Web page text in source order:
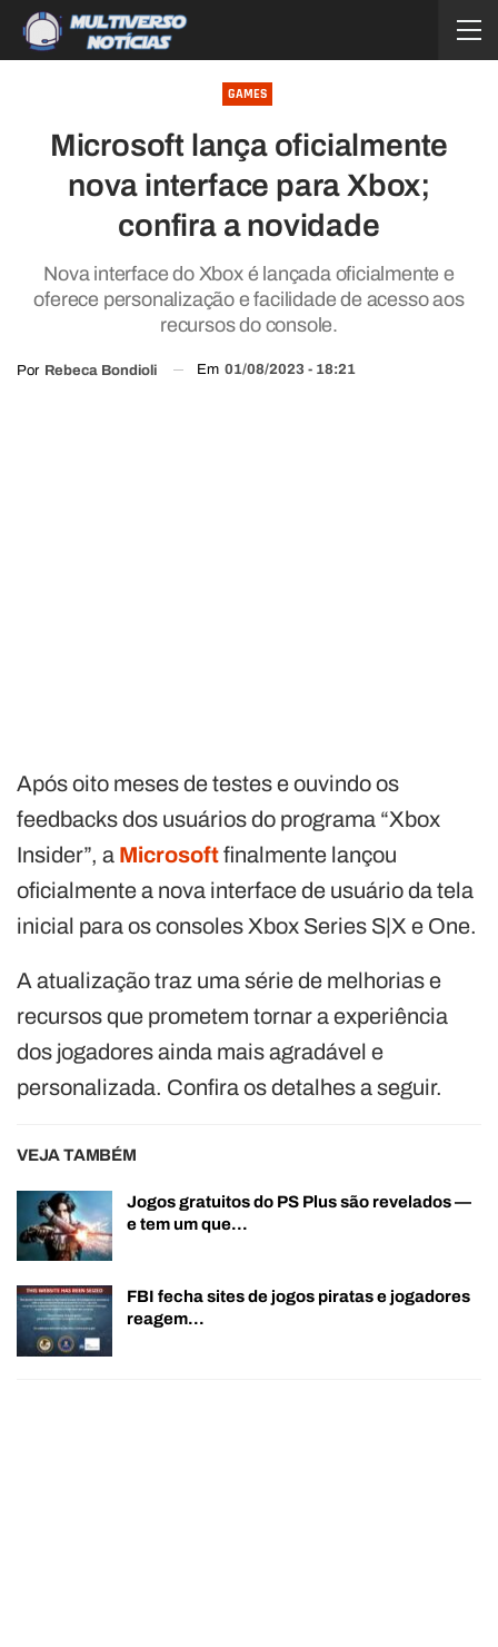
GAMES
Microsoft lança oficialmente
nova interface para Xbox;
confira a novidade
Nova interface do Xbox é lançada oficialmente e
oferece personalização e facilidade de acesso aos
recursos do console.
Por Rebeca Bondioli Em 01/08/2023 - 18:21
Após oito meses de testes e ouvindo os
feedbacks dos usuários do programa “Xbox
Insider”, a Microsoftfinalmente lançou
oficialmente a nova interface de usuário da tela
inicial para os consoles Xbox Series S|X e One.
A atualização traz uma série de melhorias e
recursos que prometem tornar a experiência
dos jogadores ainda mais agradável e
personalizada. Confira os detalhes a seguir.
VEJA TAMBÉM
Jogos gratuitos do PS Plus são revelados —
e tem um que…
FBI fecha sites de jogos piratas e jogadores
reagem…